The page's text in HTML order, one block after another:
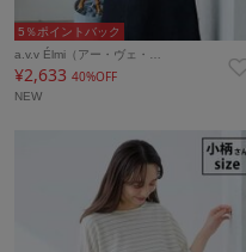
5％ポイントバック
a.v.v Élmi（アー・ヴェ・…
¥2,633 40%OFF
NEW